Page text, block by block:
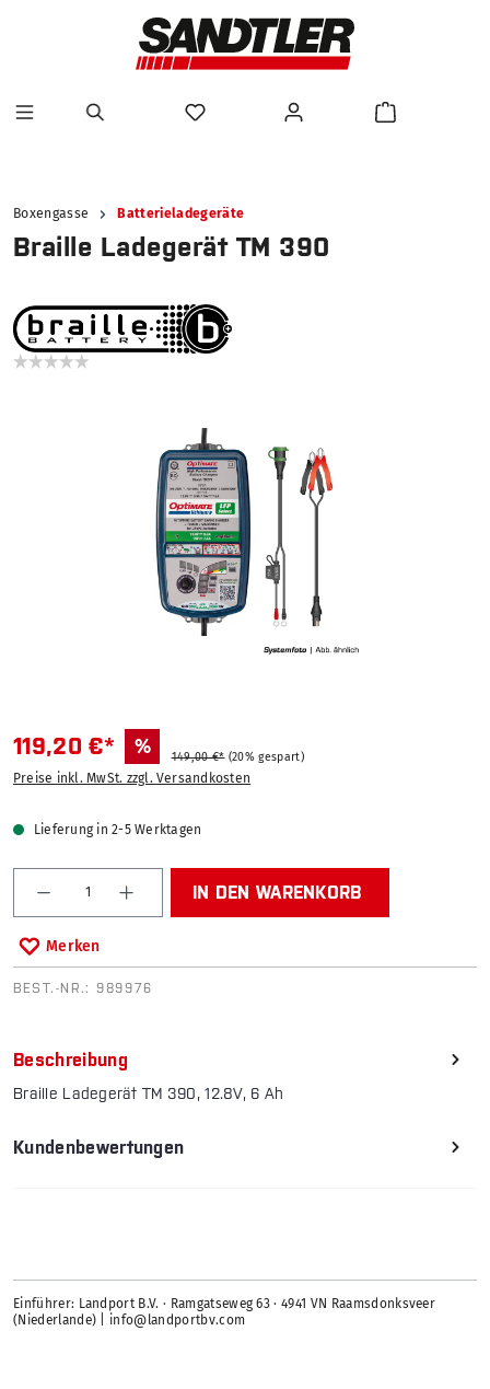
Boxengasse Batterieladegeräte
Braille Ladegerät TM 390
Bildergalerie überspringen
119,20 €* % 149,00 €* (20% gespart)
Preise inkl. MwSt. zzgl. Versandkosten
Lieferung in 2-5 Werktagen
Produkt Anzahl: Gib den gewünschten Wert ein
IN DEN WARENKORB
Merken
BEST.-NR.: 989976
Beschreibung
Braille Ladegerät TM 390, 12.8V, 6 Ah
Kundenbewertungen
Einführer: Landport B.V. · Ramgatseweg 63 · 4941 VN Raamsdonksveer
(Niederlande) | info@landportbv.com